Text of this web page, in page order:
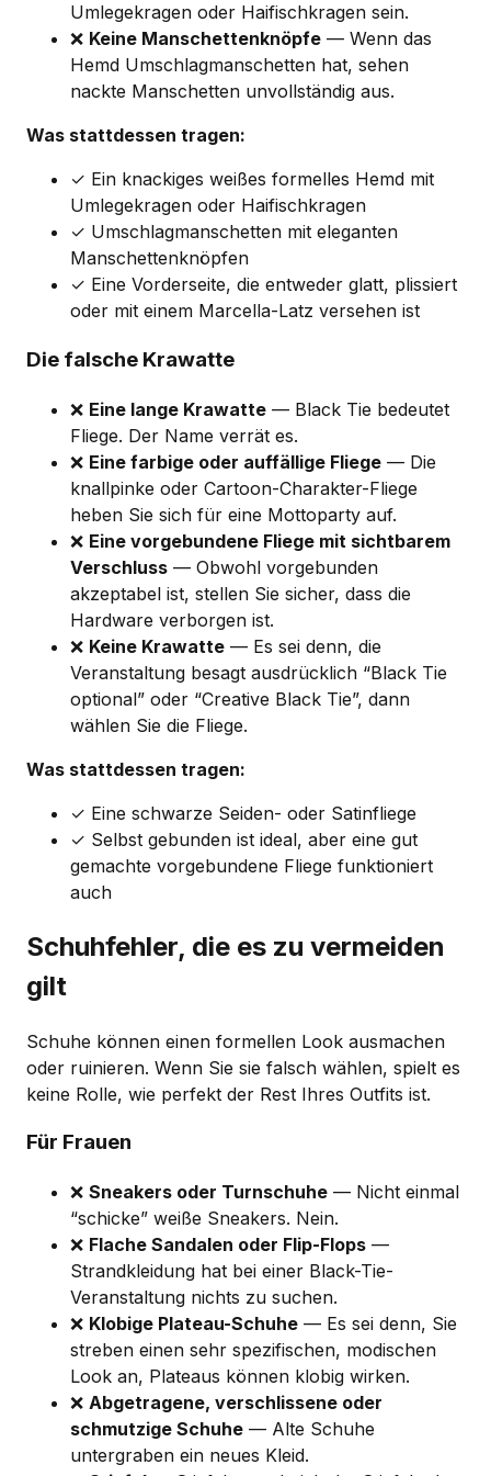
Umlegekragen oder Haifischkragen sein.
❌ Keine Manschettenknöpfe — Wenn das
Hemd Umschlagmanschetten hat, sehen
nackte Manschetten unvollständig aus.
Was stattdessen tragen:
✓ Ein knackiges weißes formelles Hemd mit
Umlegekragen oder Haifischkragen
✓ Umschlagmanschetten mit eleganten
Manschettenknöpfen
✓ Eine Vorderseite, die entweder glatt, plissiert
oder mit einem Marcella-Latz versehen ist
Die falsche Krawatte
❌ Eine lange Krawatte — Black Tie bedeutet
Fliege. Der Name verrät es.
❌ Eine farbige oder auffällige Fliege — Die
knallpinke oder Cartoon-Charakter-Fliege
heben Sie sich für eine Mottoparty auf.
❌ Eine vorgebundene Fliege mit sichtbarem
Verschluss — Obwohl vorgebunden
akzeptabel ist, stellen Sie sicher, dass die
Hardware verborgen ist.
❌ Keine Krawatte — Es sei denn, die
Veranstaltung besagt ausdrücklich “Black Tie
optional” oder “Creative Black Tie”, dann
wählen Sie die Fliege.
Was stattdessen tragen:
✓ Eine schwarze Seiden- oder Satinfliege
✓ Selbst gebunden ist ideal, aber eine gut
gemachte vorgebundene Fliege funktioniert
auch
Schuhfehler, die es zu vermeiden
gilt
Schuhe können einen formellen Look ausmachen
oder ruinieren. Wenn Sie sie falsch wählen, spielt es
keine Rolle, wie perfekt der Rest Ihres Outfits ist.
Für Frauen
❌ Sneakers oder Turnschuhe — Nicht einmal
“schicke” weiße Sneakers. Nein.
❌ Flache Sandalen oder Flip-Flops —
Strandkleidung hat bei einer Black-Tie-
Veranstaltung nichts zu suchen.
❌ Klobige Plateau-Schuhe — Es sei denn, Sie
streben einen sehr spezifischen, modischen
Look an, Plateaus können klobig wirken.
❌ Abgetragene, verschlissene oder
schmutzige Schuhe — Alte Schuhe
untergraben ein neues Kleid.